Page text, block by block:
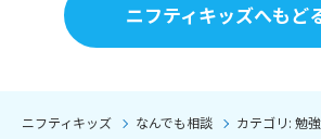
ニフティキッズへもど
ニフティキッズ なんでも相談 カテゴリ: 勉強